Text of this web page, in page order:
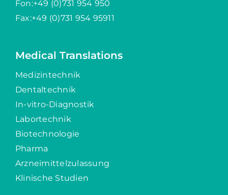
Fon:+49 (0)731 954 950
Fax:+49 (0)731 954 95911
Medical Translations
Medizintechnik
Dentaltechnik
In-vitro-Diagnostik
Labortechnik
Bio­technologie
Pharma
Arzneimittel­zulassung
Klinische Studien